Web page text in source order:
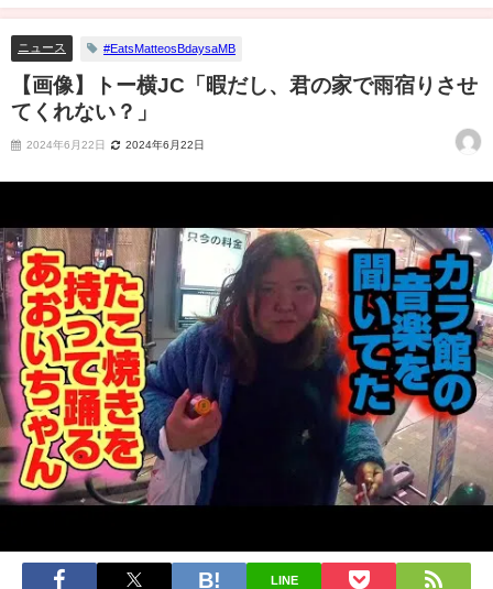
い？」
ニュース #EatsMatteosBdaysaMB
【画像】トー横JC「暇だし、君の家で雨宿りさせ
てくれない？」
2024年6月22日 2024年6月22日
LINE